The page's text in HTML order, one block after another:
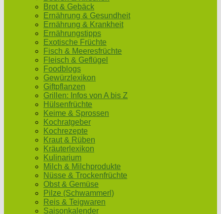
Brot & Gebäck
Ernährung & Gesundheit
Ernährung & Krankheit
Ernährungstipps
Exotische Früchte
Fisch & Meeresfrüchte
Fleisch & Geflügel
Foodblogs
Gewürzlexikon
Giftpflanzen
Grillen: Infos von A bis Z
Hülsenfrüchte
Keime & Sprossen
Kochratgeber
Kochrezepte
Kraut & Rüben
Kräuterlexikon
Kulinarium
Milch & Milchprodukte
Nüsse & Trockenfrüchte
Obst & Gemüse
Pilze (Schwammerl)
Reis & Teigwaren
Saisonkalender